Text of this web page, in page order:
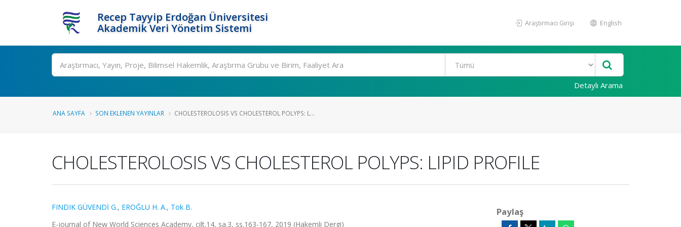
Recep Tayyip Erdoğan Üniversitesi
Akademik Veri Yönetim Sistemi
Araştırmacı Girişi English
Ara
Detaylı Arama
ANA SAYFA SON EKLENEN YAYINLAR CHOLESTEROLOSIS VS CHOLESTEROL POLYPS: L...
CHOLESTEROLOSIS VS CHOLESTEROL POLYPS: LIPID PROFILE
FINDIK GÜVENDİ G., EROĞLU H. A., Tok B.
E-journal of New World Sciences Academy, cilt.14, sa.3, ss.163-167, 2019 (Hakemli Dergi)
Paylaş